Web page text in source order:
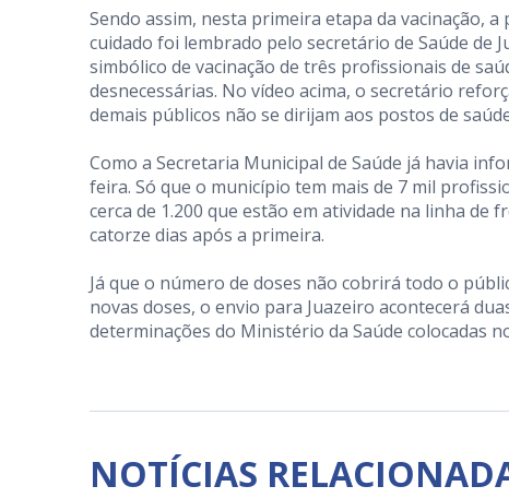
Sendo assim, nesta primeira etapa da vacinação,
cuidado foi lembrado pelo secretário de Saúde de
simbólico de vacinação de três profissionais de
desnecessárias. No vídeo acima, o secretário
demais públicos não se dirijam aos postos de
Como a Secretaria Municipal de Saúde já havia
feira. Só que o município tem mais de 7 mil
cerca de 1.200 que estão em atividade na linha de
catorze dias após a primeira.⠀
Já que o número de doses não cobrirá todo o
novas doses, o envio para Juazeiro acontecerá
determinações do Ministério da Saúde colocadas
NOTÍCIAS